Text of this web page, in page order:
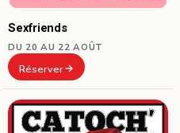
Sexfriends
DU 20 AU 22 AOÛT
Réserver